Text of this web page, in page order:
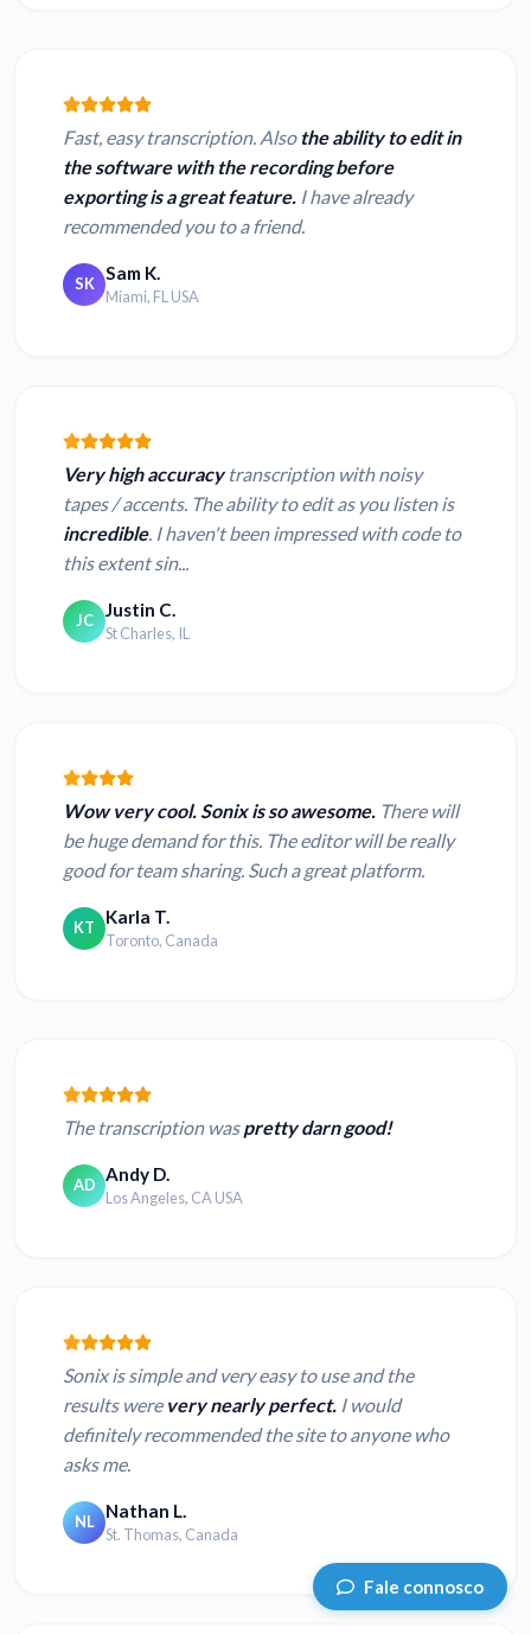
Fast, easy transcription. Also the ability to edit in
the software with the recording before
exporting is a great feature. I have already
recommended you to a friend.
SK Sam K.
Miami, FL USA
Very high accuracytranscription with noisy
tapes / accents. The ability to edit as you listen is
incredible. I haven't been impressed with code to
this extent sin...
JC Justin C.
St Charles, IL
Wow very cool. Sonix is so awesome. There will
be huge demand for this. The editor will be really
good for team sharing. Such a great platform.
KT Karla T.
Toronto, Canada
The transcription waspretty darn good!
AD Andy D.
Los Angeles, CA USA
Sonix is simple and very easy to use and the
results were very nearly perfect. I would
definitely recommended the site to anyone who
asks me.
NL Nathan L.
St. Thomas, Canada
Fale connosco